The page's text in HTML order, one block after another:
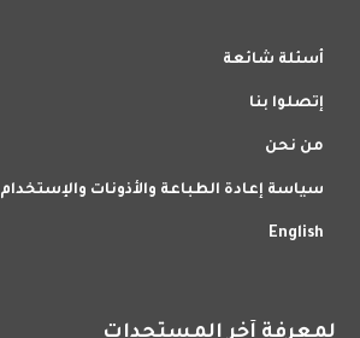
أسئلة شائعة
إتصلوا بنا
من نحن
سياسة إعادة الطباعة والأذونات والإستخدام
English
لمعرفة آخر المستجدات